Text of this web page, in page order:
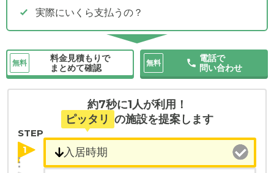
実際にいくら支払うの？
無料
料金見積もりで
まとめて確認
無料
電話で
問い合わせ
約7秒に1人が利用！
ピッタリ の施設を提案します
STEP
1